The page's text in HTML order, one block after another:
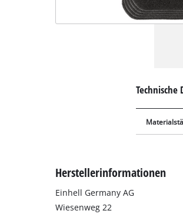
Technische
Herstellerinformationen
Einhell Germany AG
Wiesenweg 22